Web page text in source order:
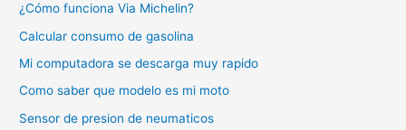
¿Cómo funciona Via Michelin?
Calcular consumo de gasolina
Mi computadora se descarga muy rapido
Como saber que modelo es mi moto
Sensor de presion de neumaticos